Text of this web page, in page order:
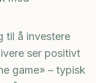
til å investere
ser positivt
game» – typisk